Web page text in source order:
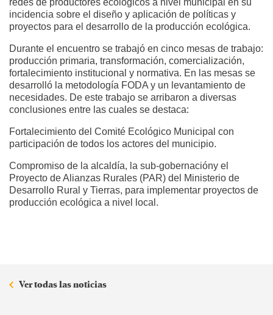
redes de productores ecológicos a nivel municipal en su
incidencia sobre el diseño y aplicación de políticas y
proyectos para el desarrollo de la producción ecológica.
Durante el encuentro se trabajó en cinco mesas de trabajo:
producción primaria, transformación, comercialización,
fortalecimiento institucional y normativa. En las mesas se
desarrolló la metodología FODA y un levantamiento de
necesidades. De este trabajo se arribaron a diversas
conclusiones entre las cuales se destaca:
Fortalecimiento del Comité Ecológico Municipal con
participación de todos los actores del municipio.
Compromiso de la alcaldía, la sub-gobernacióny el
Proyecto de Alianzas Rurales (PAR) del Ministerio de
Desarrollo Rural y Tierras, para implementar proyectos de
producción ecológica a nivel local.
Ver todas las noticias